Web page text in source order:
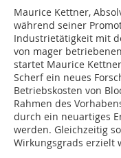
Maurice Kettner,
während seiner
Industrietätigkeit mit
von mager
startet Maurice
Scherf ein neues
Betriebskosten von
Rahmen des
durch ein neuartiges
werden. Gleichzeitig
Wirkungsgrads erzielt